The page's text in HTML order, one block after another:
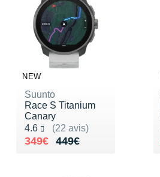
NEW
Suunto
Race S Titanium
Canary
4.6
(22 avis)
Noté 4.6 sur 5
449€
Au lieu de 449€
349€
Vendu 349€